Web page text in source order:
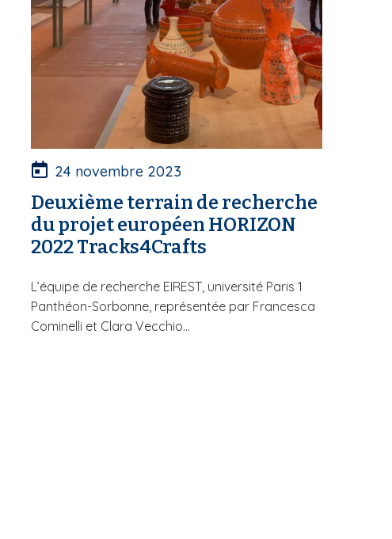
24 novembre 2023
Deuxième terrain de recherche
du projet européen HORIZON
2022 Tracks4Crafts
L’équipe de recherche EIREST, université Paris 1
Panthéon-Sorbonne, représentée par Francesca
Cominelli et Clara Vecchio...